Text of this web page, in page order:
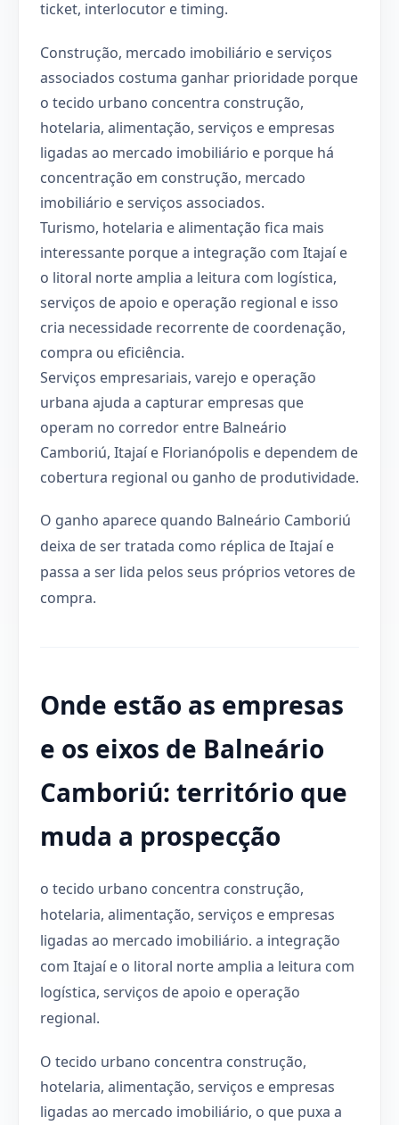
ticket, interlocutor e timing.
Construção, mercado imobiliário e serviços
associados costuma ganhar prioridade porque
o tecido urbano concentra construção,
hotelaria, alimentação, serviços e empresas
ligadas ao mercado imobiliário e porque há
concentração em construção, mercado
imobiliário e serviços associados.
Turismo, hotelaria e alimentação fica mais
interessante porque a integração com Itajaí e
o litoral norte amplia a leitura com logística,
serviços de apoio e operação regional e isso
cria necessidade recorrente de coordenação,
compra ou eficiência.
Serviços empresariais, varejo e operação
urbana ajuda a capturar empresas que
operam no corredor entre Balneário
Camboriú, Itajaí e Florianópolis e dependem de
cobertura regional ou ganho de produtividade.
O ganho aparece quando Balneário Camboriú
deixa de ser tratada como réplica de Itajaí e
passa a ser lida pelos seus próprios vetores de
compra.
Onde estão as empresas
e os eixos de Balneário
Camboriú: território que
muda a prospecção
o tecido urbano concentra construção,
hotelaria, alimentação, serviços e empresas
ligadas ao mercado imobiliário. a integração
com Itajaí e o litoral norte amplia a leitura com
logística, serviços de apoio e operação
regional.
O tecido urbano concentra construção,
hotelaria, alimentação, serviços e empresas
ligadas ao mercado imobiliário, o que puxa a